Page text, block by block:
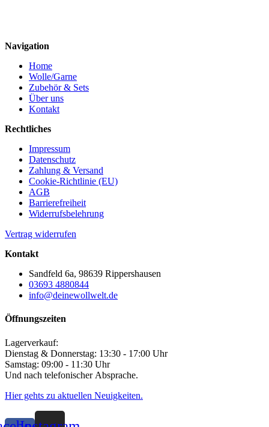
Navigation
Home
Wolle/Garne
Zubehör & Sets
Über uns
Kontakt
Rechtliches
Impressum
Datenschutz
Zahlung & Versand
Cookie-Richtlinie (EU)
AGB
Barrierefreiheit
Widerrufsbelehrung
Vertrag widerrufen
Kontakt
Sandfeld 6a, 98639 Rippershausen
03693 4880844
info@deinewollwelt.de
Öffnungszeiten
Lagerverkauf:
Dienstag & Donnerstag: 13:30 - 17:00 Uhr
Samstag: 09:00 - 11:30 Uhr
Und nach telefonischer Absprache.
Hier gehts zu aktuellen Neuigkeiten.